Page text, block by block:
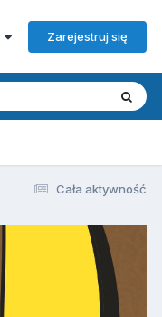
Zarejestruj się
Cała aktywność